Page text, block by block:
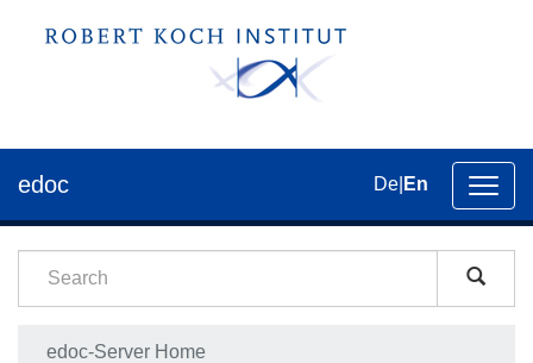
edoc De En
edoc-Server Home